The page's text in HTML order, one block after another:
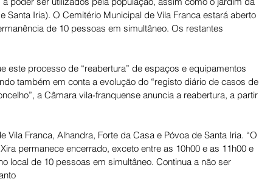
Santa Iria). O Cemitério Municipal de Vila Franca estará aberto
de 10 pessoas em simultâneo. Os restantes
este processo de “reabertura” de espaços e equipamentos
também em conta a evolução do “registo diário de casos de
a Câmara vila-franquense anuncia a reabertura, a partir
Vila Franca, Alhandra, Forte da Casa e Póvoa de Santa Iria. “O
permanece encerrado, exceto entre as 10h00 e as 11h00 e
local de 10 pessoas em simultâneo. Continua a não ser